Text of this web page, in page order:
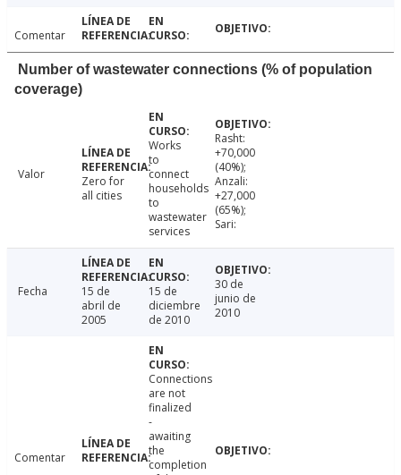
Comentar
Number of wastewater connections (% of population
coverage)
Valor
Zero for
all cities
Works
to
connect
households
to
wastewater
services
Rasht:
+70,000
(40%);
Anzali:
+27,000
(65%);
Sari:
Fecha
15 de
abril de
2005
15 de
diciembre
de 2010
30 de
junio de
2010
Comentar
Connections
are not
finalized
-
awaiting
the
completion